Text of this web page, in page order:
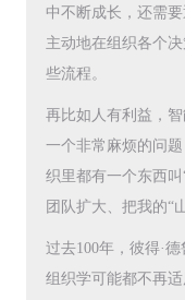
中不断成长，还需
主动地在组织各个
些流程。
再比如人有利益，
一个非常麻烦的问
织里都有一个东西
团队扩大、把我的“
过去100年，彼得·
组织学可能都不再